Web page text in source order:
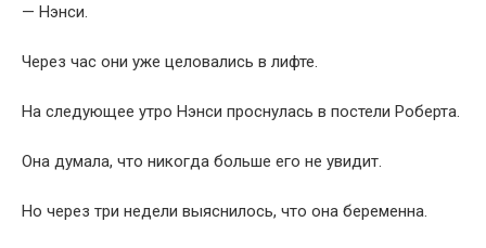
— Нэнси.
Через час они уже целовались в лифте.
На следующее утро Нэнси проснулась в постели Роберта.
Она думала, что никогда больше его не увидит.
Но через три недели выяснилось, что она беременна.